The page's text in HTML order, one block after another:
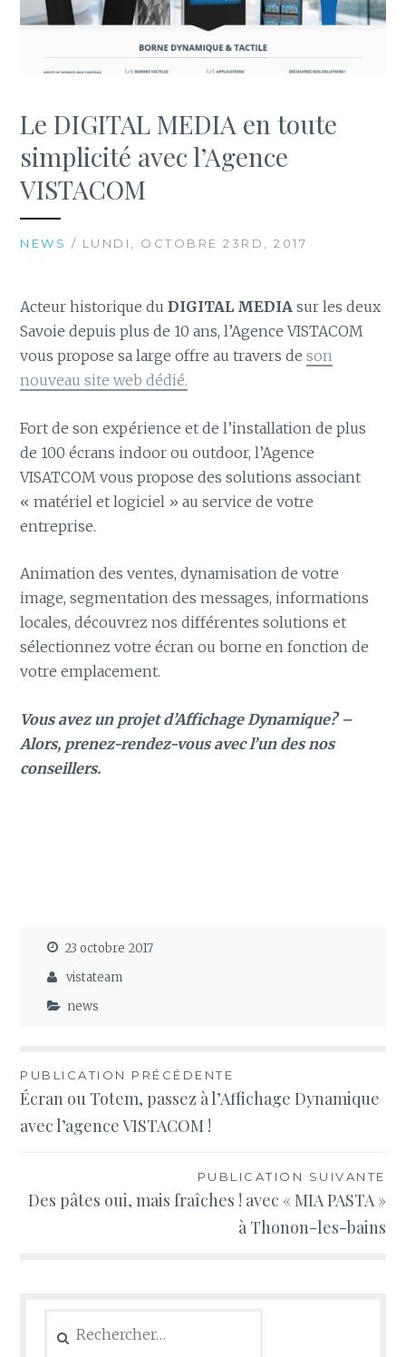
Le DIGITAL MEDIA en toute
simplicité avec l’Agence
VISTACOM
NEWS / LUNDI, OCTOBRE 23RD, 2017
Acteur historique duDIGITAL MEDIA sur les deux
Savoie depuis plus de 10 ans, l’Agence VISTACOM
vous propose sa large offre au travers deson
nouveau site web dédié.
Fort de son expérience et de l’installation de plus
de 100 écrans indoor ou outdoor, l’Agence
VISATCOM vous propose des solutions associant
« matériel et logiciel » au service de votre
entreprise.
Animation des ventes, dynamisation de votre
image, segmentation des messages, informations
locales, découvrez nos différentes solutions et
sélectionnez votre écran ou borne en fonction de
votre emplacement.
Vous avez un projet d’Affichage Dynamique? –
Alors, prenez-rendez-vous avec l’un des nos
conseillers.
23 octobre 2017
vistateam
news
Navigation
de
l’article
PUBLICATION PRÉCÉDENTE
Écran ou Totem, passez à l’Affichage Dynamique
avec l’agence VISTACOM !
PUBLICATION SUIVANTE
Des pâtes oui, mais fraîches ! avec « MIA PASTA »
à Thonon-les-bains